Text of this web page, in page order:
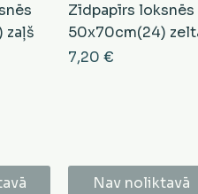
zaļš
Zīdpapīrs loksnēs
50x70cm(24)
Cena
7,20 €
Nav noliktavā